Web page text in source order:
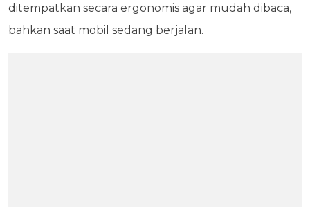
ditempatkan secara ergonomis agar mudah dibaca,
bahkan saat mobil sedang berjalan.